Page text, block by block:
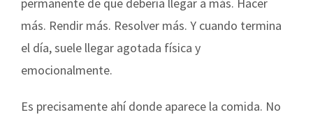
más. Rendir más. Resolver más. Y cuando termina
el día, suele llegar agotada física y
emocionalmente.
Es precisamente ahí donde aparece la comida. No